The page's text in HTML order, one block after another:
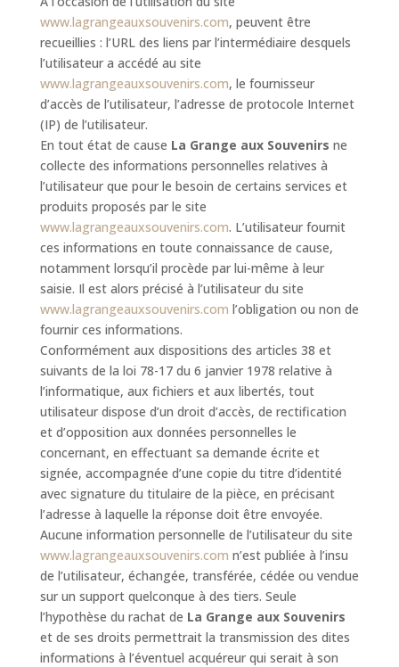
www.lagrangeauxsouvenirs.com, peuvent être
recueillies : l’URL des liens par l’intermédiaire desquels
l’utilisateur a accédé au site
www.lagrangeauxsouvenirs.com, le fournisseur
d’accès de l’utilisateur, l’adresse de protocole Internet
(IP) de l’utilisateur.
En tout état de cause La Grange aux Souvenirs ne
collecte des informations personnelles relatives à
l’utilisateur que pour le besoin de certains services et
produits proposés par le site
www.lagrangeauxsouvenirs.com. L’utilisateur fournit
ces informations en toute connaissance de cause,
notamment lorsqu’il procède par lui-même à leur
saisie. Il est alors précisé à l’utilisateur du site
www.lagrangeauxsouvenirs.com l’obligation ou non de
fournir ces informations.
Conformément aux dispositions des articles 38 et
suivants de la loi 78-17 du 6 janvier 1978 relative à
l’informatique, aux fichiers et aux libertés, tout
utilisateur dispose d’un droit d’accès, de rectification
et d’opposition aux données personnelles le
concernant, en effectuant sa demande écrite et
signée, accompagnée d’une copie du titre d’identité
avec signature du titulaire de la pièce, en précisant
l’adresse à laquelle la réponse doit être envoyée.
Aucune information personnelle de l’utilisateur du site
www.lagrangeauxsouvenirs.com n’est publiée à l’insu
de l’utilisateur, échangée, transférée, cédée ou vendue
sur un support quelconque à des tiers. Seule
l’hypothèse du rachat de La Grange aux Souvenirs
et de ses droits permettrait la transmission des dites
informations à l’éventuel acquéreur qui serait à son